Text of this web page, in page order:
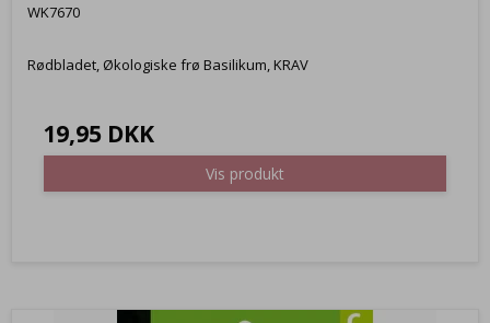
WK7670
Rødbladet, Økologiske frø Basilikum, KRAV
19,95 DKK
Vis produkt